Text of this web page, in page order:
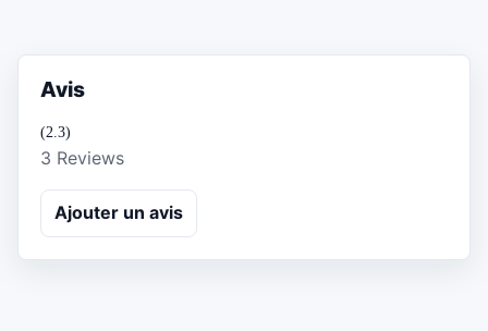
Avis
(2.3)
3 Reviews
Ajouter un avis